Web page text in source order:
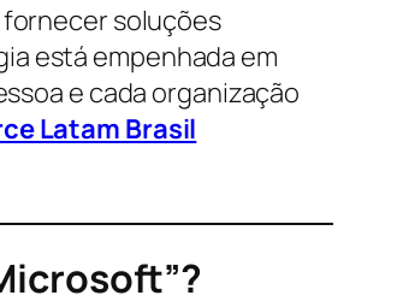
fornecer soluções
está empenhada em
e cada organização
Latam Brasil